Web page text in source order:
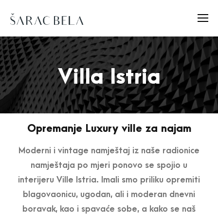
Villa Istria
Opremanje Luxury ville za najam
Moderni i vintage namještaj iz naše radionice
namještaja po mjeri ponovo se spojio u
interijeru Ville Istria. Imali smo priliku opremiti
blagovaonicu, ugodan, ali i moderan dnevni
boravak, kao i spavaće sobe, a kako se naš